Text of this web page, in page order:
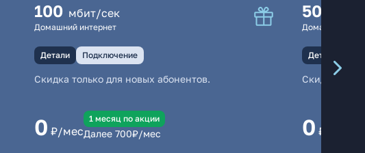
100 мбит/сек
Домашний интернет
Детали Подключение
Скидка только для новых абонентов.
0 ₽/мес
1 месяц по акции
Далее 700₽/мес
500
Домашний
Детали
Скидка
0 ₽/мес